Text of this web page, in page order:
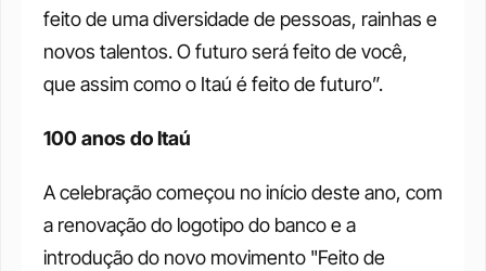
feito de uma diversidade de pessoas, rainhas e
novos talentos. O futuro será feito de você,
que assim como o Itaú é feito de futuro”.
100 anos do Itaú
A celebração começou no início deste ano, com
a renovação do logotipo do banco e a
introdução do novo movimento "Feito de